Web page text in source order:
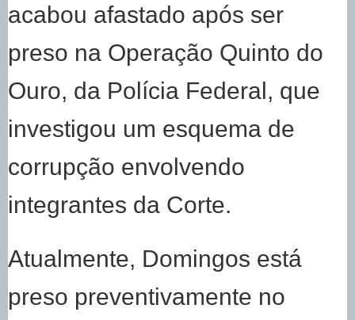
acabou afastado após ser
preso na Operação Quinto do
Ouro, da Polícia Federal, que
investigou um esquema de
corrupção envolvendo
integrantes da Corte.
Atualmente, Domingos está
preso preventivamente no